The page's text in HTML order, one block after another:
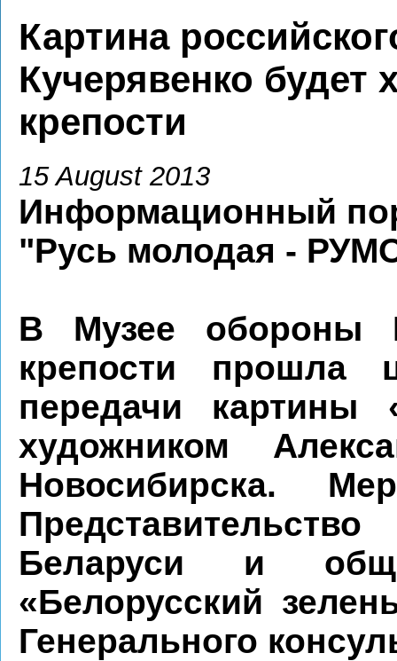
Картина
Кучерявенко будет
крепости
15 August 2013
Информационный
"Русь молодая -
В Музее обороны
крепости прошла
передачи
художником
Новосибирска.
Беларуси и
«Белорусский
Генерального